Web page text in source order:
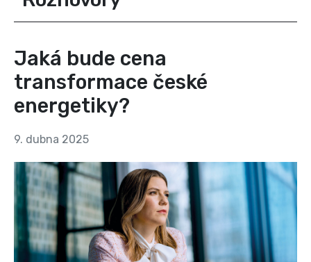
Jaká bude cena
transformace české
energetiky?
9. dubna 2025